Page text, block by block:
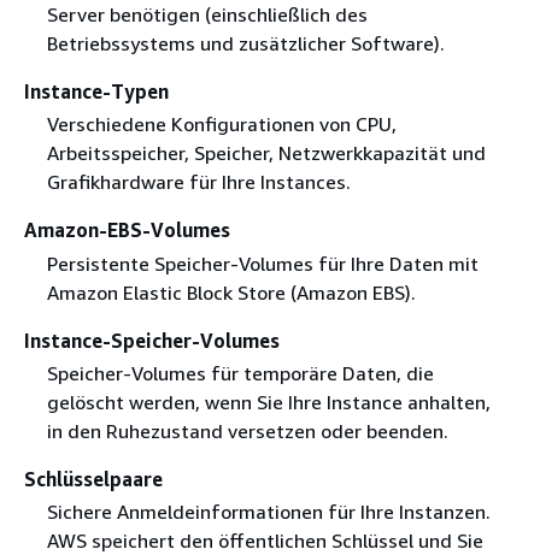
Server benötigen (einschließlich des
Betriebssystems und zusätzlicher Software).
Instance-Typen
Verschiedene Konfigurationen von CPU,
Arbeitsspeicher, Speicher, Netzwerkkapazität und
Grafikhardware für Ihre Instances.
Amazon-EBS-Volumes
Persistente Speicher-Volumes für Ihre Daten mit
Amazon Elastic Block Store (Amazon EBS).
Instance-Speicher-Volumes
Speicher-Volumes für temporäre Daten, die
gelöscht werden, wenn Sie Ihre Instance anhalten,
in den Ruhezustand versetzen oder beenden.
Schlüsselpaare
Sichere Anmeldeinformationen für Ihre Instanzen.
AWS speichert den öffentlichen Schlüssel und Sie